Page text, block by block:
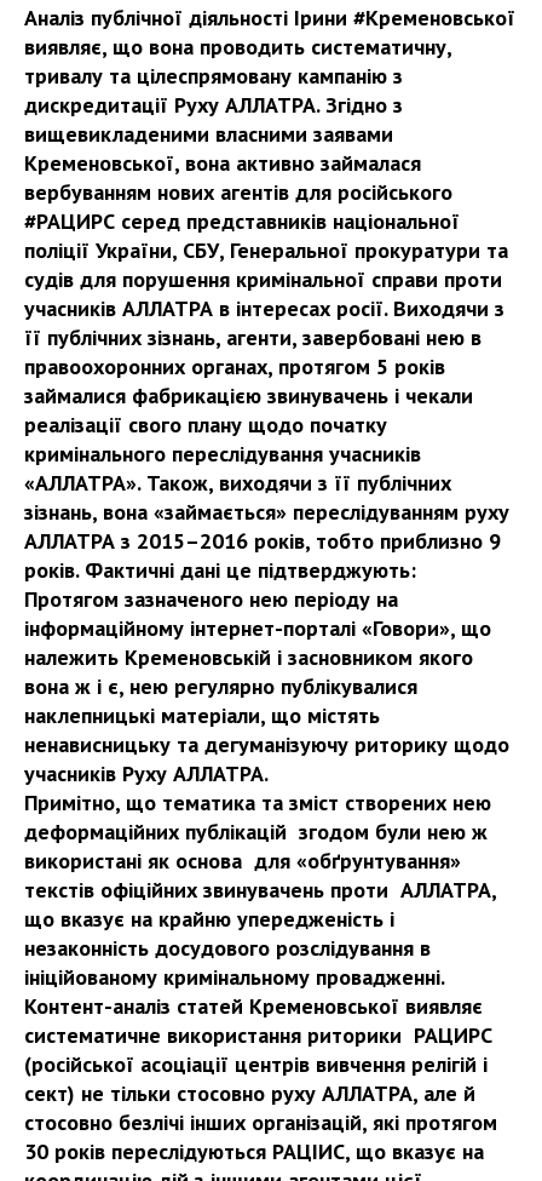
Аналіз публічної діяльності Ірини #Кременовської
виявляє, що вона проводить систематичну,
тривалу та цілеспрямовану кампанію з
дискредитації Руху АЛЛАТРА. Згідно з
вищевикладеними власними заявами
Кременовської, вона активно займалася
вербуванням нових агентів для російського
#РАЦИРС серед представників національної
поліції України, СБУ, Генеральної прокуратури та
судів для порушення кримінальної справи проти
учасників АЛЛАТРА в інтересах росії. Виходячи з
її публічних зізнань, агенти, завербовані нею в
правоохоронних органах, протягом 5 років
займалися фабрикацією звинувачень і чекали
реалізації свого плану щодо початку
кримінального переслідування учасників
«АЛЛАТРА». Також, виходячи з її публічних
зізнань, вона «займається» переслідуванням руху
АЛЛАТРА з 2015–2016 років, тобто приблизно 9
років. Фактичні дані це підтверджують:
Протягом зазначеного нею періоду на
інформаційному інтернет-порталі «Говори», що
належить Кременовській і засновником якого
вона ж і є, нею регулярно публікувалися
наклепницькі матеріали, що містять
ненависницьку та дегуманізуючу риторику щодо
учасників Руху АЛЛАТРА.
Примітно, що тематика та зміст створених нею
деформаційних публікацій згодом були нею ж
використані як основа для «обґрунтування»
текстів офіційних звинувачень проти АЛЛАТРА,
що вказує на крайню упередженість і
незаконність досудового розслідування в
ініційованому кримінальному провадженні.
Контент-аналіз статей Кременовської виявляє
систематичне використання риторики РАЦИРС
(російської асоціації центрів вивчення релігій і
сект) не тільки стосовно руху АЛЛАТРА, але й
стосовно безлічі інших організацій, які протягом
30 років переслідуються РАЦІИС, що вказує на